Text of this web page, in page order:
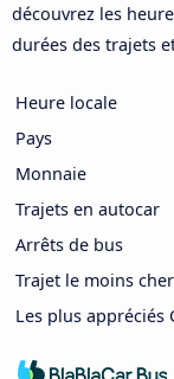
découvrez les
durées des trajets
Heure locale
Pays
Monnaie
Trajets en autocar
Arrêts de bus
Trajet le moins cher
Les plus appréciés